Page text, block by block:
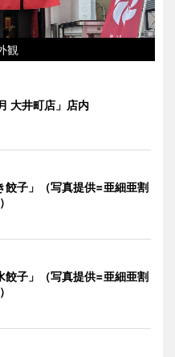
観
大井町店」店内
餃子」（写真提供=亜細亜割
餃子」（写真提供=亜細亜割